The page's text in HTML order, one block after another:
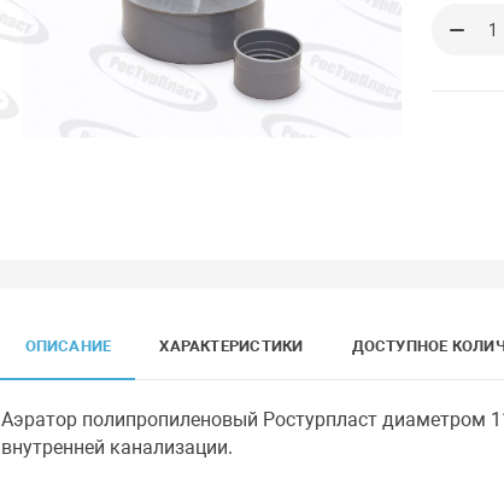
ОПИСАНИЕ ХАРАКТЕРИСТИКИ ДОСТУПНОЕ
Аэратор полипропиленовый Ростурпласт диаметром
внутренней канализации.